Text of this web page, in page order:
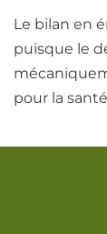
Le bilan en
puisque le
pour la